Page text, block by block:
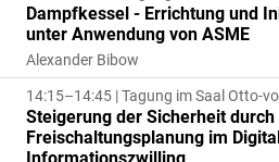
Dampfkessel - Errichtung und
unter Anwendung von ASME
Alexander Bibow
14:15–14:45 | Tagung im Saal Otto-
Steigerung der Sicherheit durch
Freischaltungsplanung im